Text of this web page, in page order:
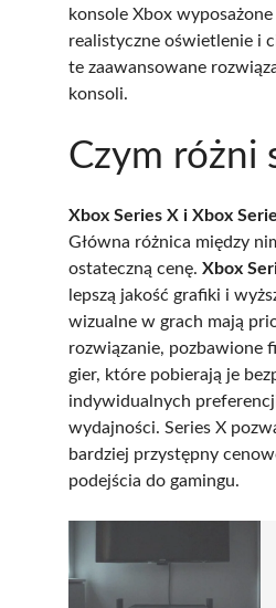
konsole Xbox
realistyczne oświetlenie i
te zaawansowane
konsoli.
Czym różni
Xbox Series X i Xbox
Główna różnica między
ostateczną cenę. Xbox
lepszą jakość grafiki i
wizualne w grach mają
rozwiązanie, pozbawione
gier, które pobierają je
indywidualnych
wydajności. Series X
bardziej przystępny
podejścia do gamingu.